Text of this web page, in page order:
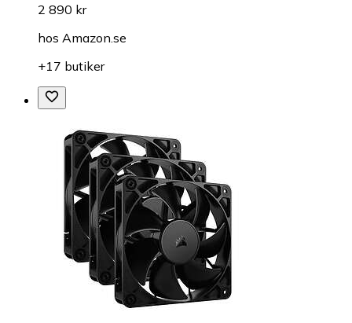
2 890 kr
hos Amazon.se
+17 butiker